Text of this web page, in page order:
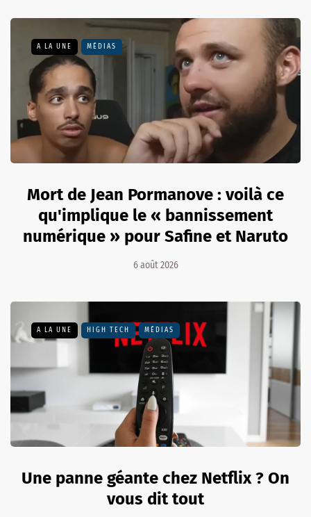
A LA UNE MÉDIAS
Mort de Jean Pormanove : voilà ce
qu'implique le « bannissement
numérique » pour Safine et Naruto
6 août 2026
A LA UNE HIGH TECH MÉDIAS
Une panne géante chez Netflix ? On
vous dit tout